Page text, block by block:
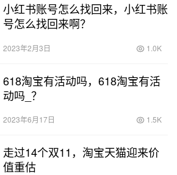
小红书账号怎么找回来，小红书账
号怎么找回来啊？
2023年2月3日 1.0K
618淘宝有活动吗，618淘宝有活
动吗_？
2023年6月17日 1.5K
走过14个双11，淘宝天猫迎来价
值重估